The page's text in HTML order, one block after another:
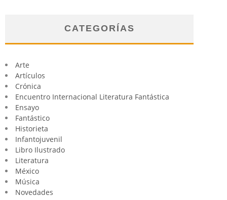
CATEGORÍAS
Arte
Artículos
Crónica
Encuentro Internacional Literatura Fantástica
Ensayo
Fantástico
Historieta
Infantojuvenil
Libro Ilustrado
Literatura
México
Música
Novedades